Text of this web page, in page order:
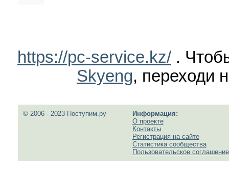
https://pc-service.kz/ .
Skyeng, переходи
© 2006 - 2023 Поступим.ру
Информация:
О проекте
Контакты
Регистрация на сайте
Статистика сообщества
Пользовательское соглашение